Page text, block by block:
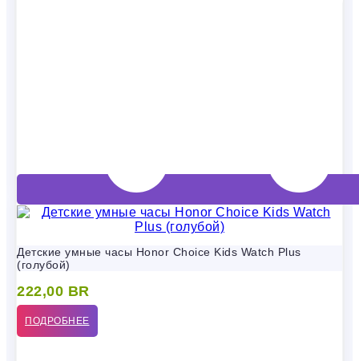
Детские умные часы Honor Choice Kids Watch Plus
(голубой)
222,00 BR
ПОДРОБНЕЕ